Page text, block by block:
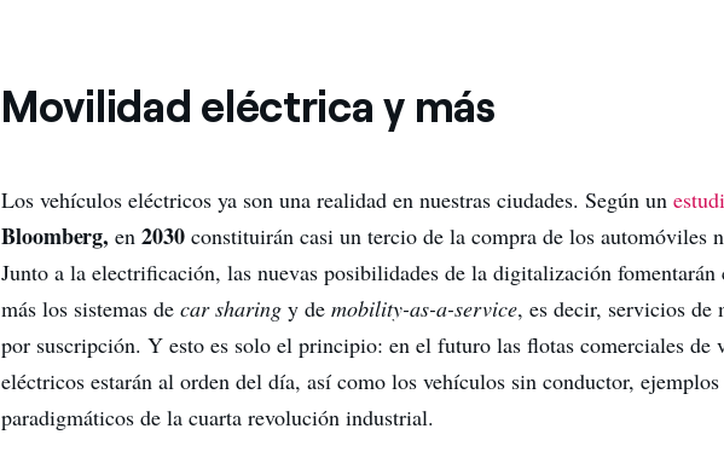
Movilidad eléctrica y más
Los vehículos eléctricos ya son una realidad en nuestras ciudades. Según un
Bloomberg, en2030constituirán casi un tercio de la compra de los automóviles
Junto a la electrificación, las nuevas posibilidades de la digitalización fomentarán
más los sistemas decar sharing y demobility-as-a-service, es decir, servicios de
por suscripción. Y esto es solo el principio: en el futuro las flotas comerciales de
eléctricos estarán al orden del día, así como los vehículos sin conductor, ejemplos
paradigmáticos de la cuarta revolución industrial.